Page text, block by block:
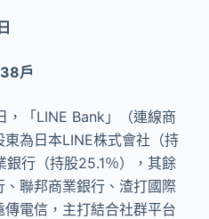
戶
「LINE Bank」（連線商
為日本LINE株式會社（持
行（持股25.1％），其餘
聯邦商業銀行、渣打國際
電信，主打結合社群平台